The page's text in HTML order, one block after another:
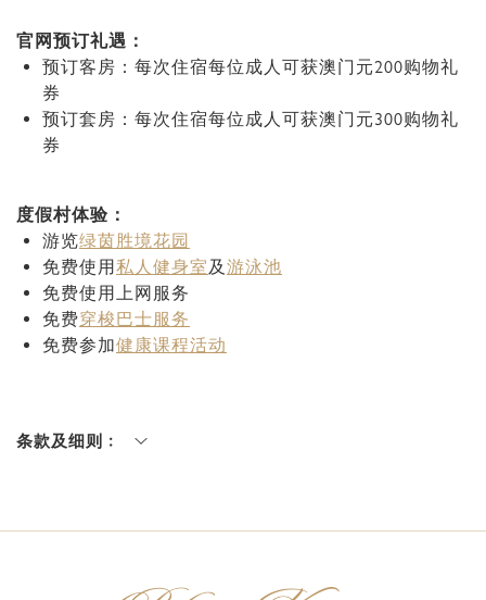
官网预订礼遇：
预订客房：每次住宿每位成人可获澳门元200购物礼
券
预订套房：每次住宿每位成人可获澳门元300购物礼
券
度假村体验：
游览绿茵胜境花园
免费使用 私人健身室及 游泳池
免费使用上网服务
免费穿梭巴士服务
免费参加健康课程活动
条款及细则﹕